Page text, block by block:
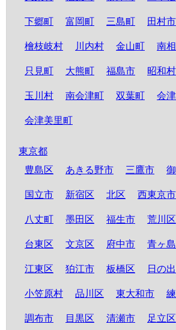
下郷町 富岡町 三島町 田村市
檜枝岐村 川内村 金山町 南
只見町 大熊町 福島市 昭和村
玉川村 南会津町 双葉町 会
会津美里町
東京都
豊島区
あきる野市 三鷹市
国立市 新宿区 北区 西東京市
八丈町 墨田区 福生市 荒川区
台東区 文京区 府中市 青ヶ
江東区 狛江市 板橋区 日の
小笠原村 品川区 東大和市
調布市 目黒区 清瀬市 足立区